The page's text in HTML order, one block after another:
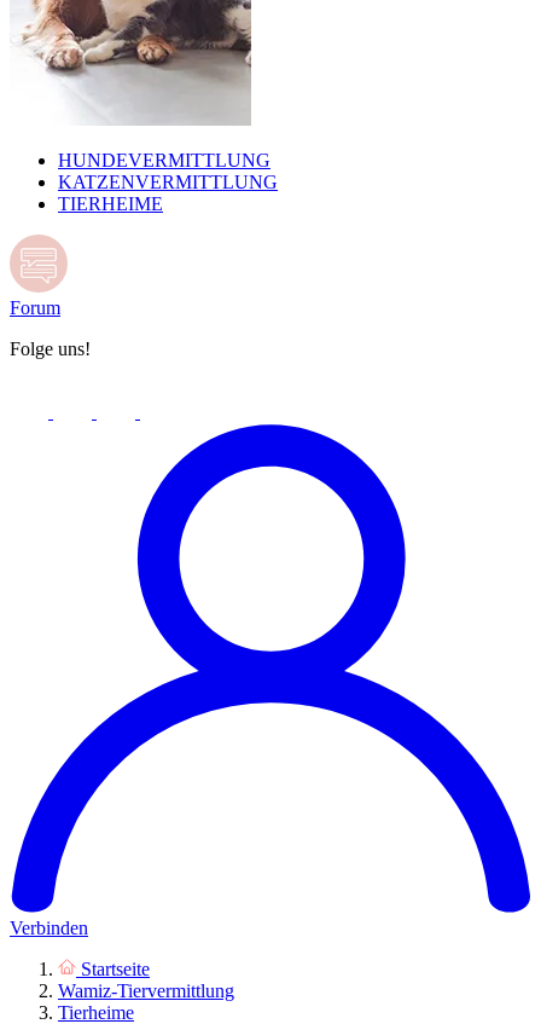
HUNDEVERMITTLUNG
KATZENVERMITTLUNG
TIERHEIME
Forum
Folge uns!
Verbinden
Startseite
Wamiz-Tiervermittlung
Tierheime